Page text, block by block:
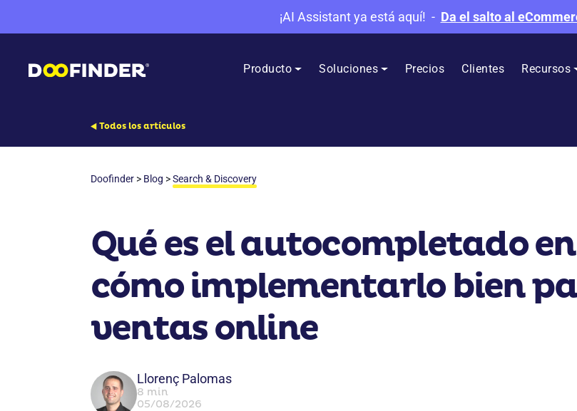
¡AI Assistant ya está aquí! - Da el salto al
Producto Soluciones Precios Clientes Recursos
Todos los artículos
Doofinder > Blog >Search & Discovery
Qué es el autocompletado
cómo implementarlo bien
ventas online
Llorenç Palomas
8 min
05/08/2026